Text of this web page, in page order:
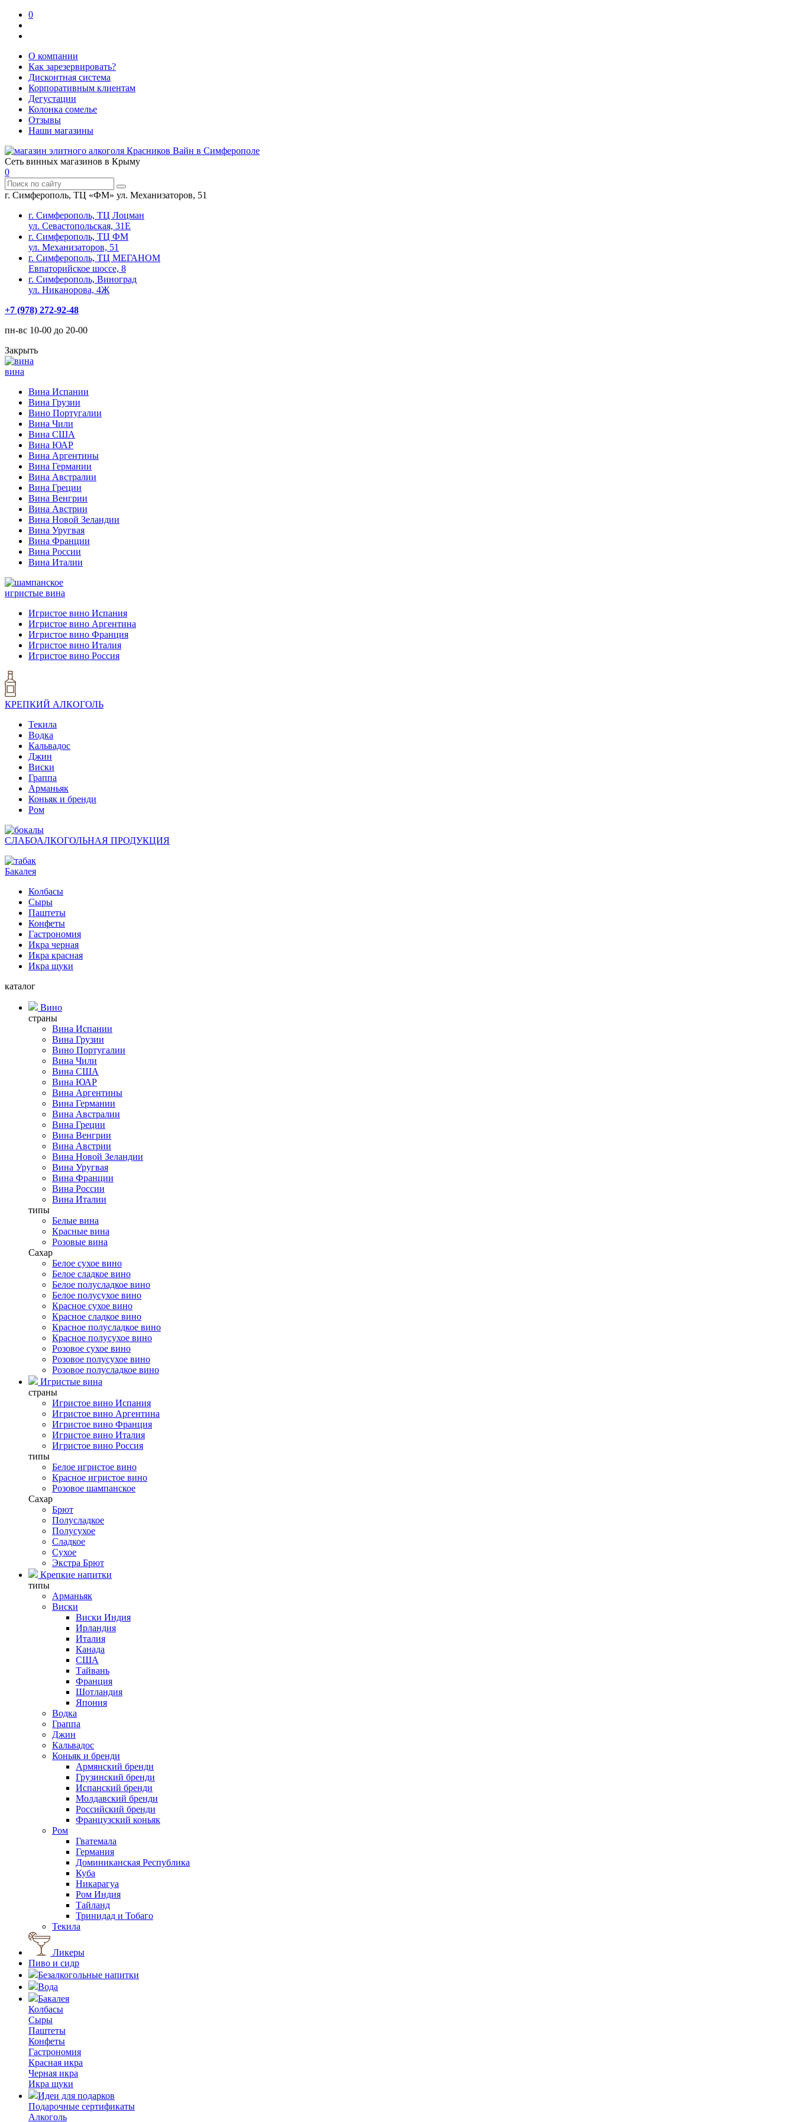
0
О компании
Как зарезервировать?
Дисконтная система
Корпоративным клиентам
Дегустации
Колонка сомелье
Отзывы
Наши магазины
Сеть винных магазинов в Крыму
0
г. Симферополь, ТЦ «ФМ» ул. Механизаторов, 51
г. Симферополь, ТЦ Лоцман
ул. Севастопольская, 31Е
г. Симферополь, ТЦ ФМ
ул. Механизаторов, 51
г. Симферополь, ТЦ МЕГАНОМ
Евпаторийское шоссе, 8
г. Симферополь, Виноград
ул. Никанорова, 4Ж
+7 (978) 272-92-48
пн-вс 10-00 до 20-00
Закрыть
вина
Вина Испании
Вина Грузии
Вино Португалии
Вина Чили
Вина США
Вина ЮАР
Вина Аргентины
Вина Германии
Вина Австралии
Вина Греции
Вина Венгрии
Вина Австрии
Вина Новой Зеландии
Вина Уругвая
Вина Франции
Вина России
Вина Италии
игристые вина
Игристое вино Испания
Игристое вино Аргентина
Игристое вино Франция
Игристое вино Италия
Игристое вино Россия
КРЕПКИЙ АЛКОГОЛЬ
Текила
Водка
Кальвадос
Джин
Виски
Граппа
Арманьяк
Коньяк и бренди
Ром
СЛАБОАЛКОГОЛЬНАЯ ПРОДУКЦИЯ
Бакалея
Колбасы
Сыры
Паштеты
Конфеты
Гастрономия
Икра черная
Икра красная
Икра щуки
каталог
Вино
страны
Вина Испании
Вина Грузии
Вино Португалии
Вина Чили
Вина США
Вина ЮАР
Вина Аргентины
Вина Германии
Вина Австралии
Вина Греции
Вина Венгрии
Вина Австрии
Вина Новой Зеландии
Вина Уругвая
Вина Франции
Вина России
Вина Италии
типы
Белые вина
Красные вина
Розовые вина
Сахар
Белое сухое вино
Белое сладкое вино
Белое полусладкое вино
Белое полусухое вино
Красное сухое вино
Красное сладкое вино
Красное полусладкое вино
Красное полусухое вино
Розовое сухое вино
Розовое полусухое вино
Розовое полусладкое вино
Игристые вина
страны
Игристое вино Испания
Игристое вино Аргентина
Игристое вино Франция
Игристое вино Италия
Игристое вино Россия
типы
Белое игристое вино
Красное игристое вино
Розовое шампанское
Сахар
Брют
Полусладкое
Полусухое
Сладкое
Сухое
Экстра Брют
Крепкие напитки
типы
Арманьяк
Виски
Виски Индия
Ирландия
Италия
Канада
США
Тайвань
Франция
Шотландия
Япония
Водка
Граппа
Джин
Кальвадос
Коньяк и бренди
Армянский бренди
Грузинский бренди
Испанский бренди
Молдавский бренди
Российский бренди
Французский коньяк
Ром
Гватемала
Германия
Доминиканская Республика
Куба
Никарагуа
Ром Индия
Тайланд
Тринидад и Тобаго
Текила
Ликеры
Пиво и сидр
Безалкогольные напитки
Вода
Бакалея
Колбасы
Сыры
Паштеты
Конфеты
Гастрономия
Красная икра
Черная икра
Икра щуки
Идеи для подарков
Подарочные сертификаты
Алкоголь